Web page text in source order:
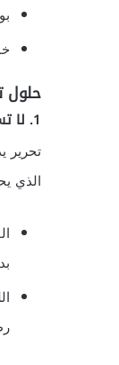
حلول
1. لا تستخدم الأشياء التي تتسبب بازدياد التعرق
تحرير
الذي